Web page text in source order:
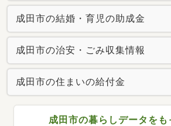
成田市の結婚・育児の助成金
成田市の治安・ごみ収集情報
成田市の住まいの給付金
成田市の暮らしデータをも